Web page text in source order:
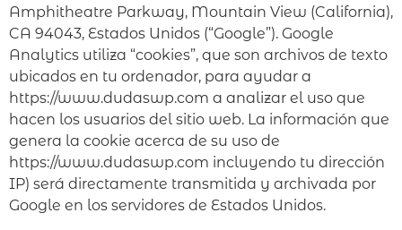
Amphitheatre Parkway, Mountain View (California),
CA 94043, Estados Unidos (“Google”). Google
Analytics utiliza “cookies”, que son archivos de texto
ubicados en tu ordenador, para ayudar a
https://www.dudaswp.com a analizar el uso que
hacen los usuarios del sitio web. La información que
genera la cookie acerca de su uso de
https://www.dudaswp.com incluyendo tu dirección
IP) será directamente transmitida y archivada por
Google en los servidores de Estados Unidos.